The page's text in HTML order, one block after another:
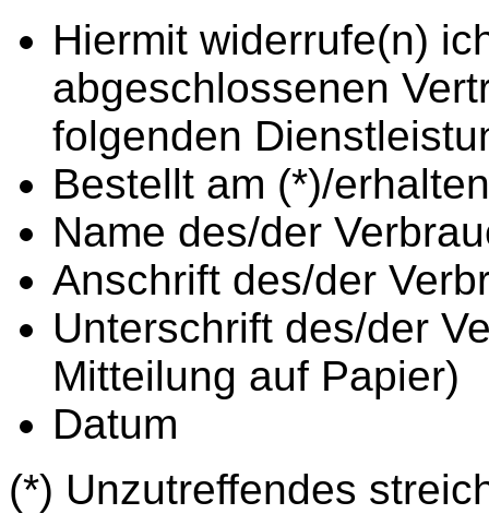
Hiermit widerrufe(n)
abgeschlossenen
folgenden
Bestellt am (*)/
Name des/der
Anschrift des/der
Unterschrift des/der
Mitteilung auf Papier)
Datum
(*) Unzutreffendes